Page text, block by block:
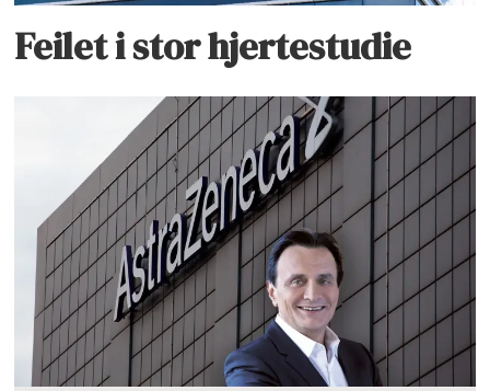
Feilet i stor hjertestudie